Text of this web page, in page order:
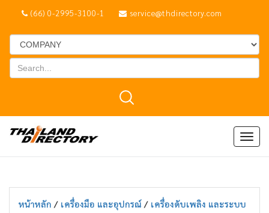
(66) 0-2995-3100-1 service@thdirectory.com
หน้าหลัก / เครื่องมือ และอุปกรณ์ / เครื่องดับเพลิง และระบบ